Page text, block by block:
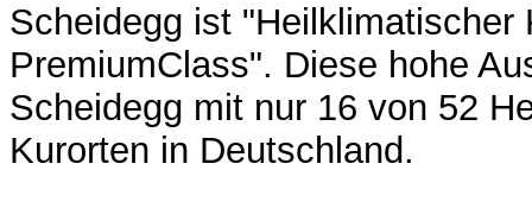
Scheidegg ist "Heilklimatischer
PremiumClass". Diese hohe
Scheidegg mit nur 16 von 52
Kurorten in Deutschland.